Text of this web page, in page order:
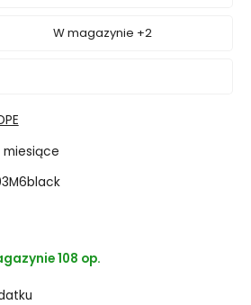
W magazynie +2
miesiące
108 op.